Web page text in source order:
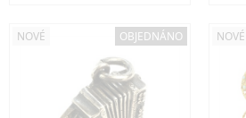
NOVÉ OBJEDNÁNO NOVÉ